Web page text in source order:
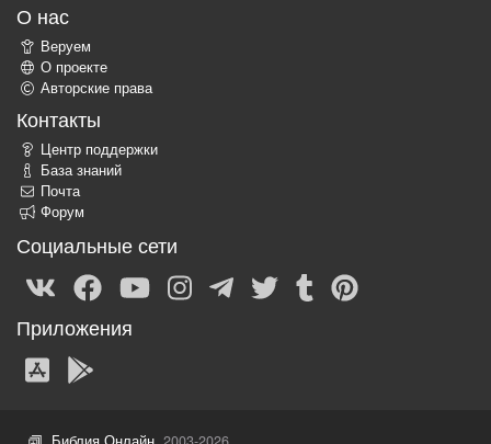
О нас
Веруем
О проекте
Авторские права
Контакты
Центр поддержки
База знаний
Почта
Форум
Социальные сети
Приложения